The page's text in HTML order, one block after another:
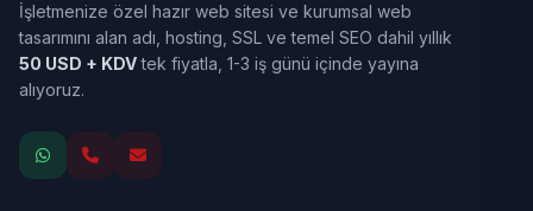
İşletmenize özel hazır web sitesi ve kurumsal web
tasarımını alan adı, hosting, SSL ve temel SEO dahil yıllık
50 USD + KDVtek fiyatla, 1-3 iş günü içinde yayına
alıyoruz.